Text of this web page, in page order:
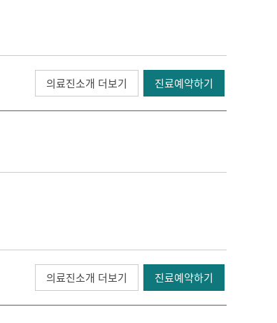
의료진소개 더보기 진료예약하기
의료진소개 더보기 진료예약하기